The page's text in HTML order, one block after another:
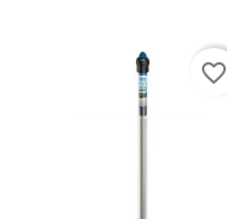
favorite_border